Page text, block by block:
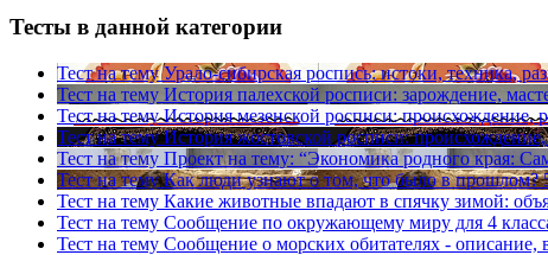
Тесты в данной категории
Тест на тему Урало-сибирская роспись: истоки, техника,
Тест на тему История палехской росписи: зарождение,
Тест на тему История мезенской росписи: происхождение,
Тест на тему История жостовской росписи:
Тест на тему Проект на тему: “Экономика родного края:
Тест на тему Как люди узнают о том, что было в прошлом?
Тест на тему Какие животные впадают в спячку зимой:
Тест на тему Сообщение по окружающему миру для 4
Тест на тему Сообщение о морских обитателях - описание,